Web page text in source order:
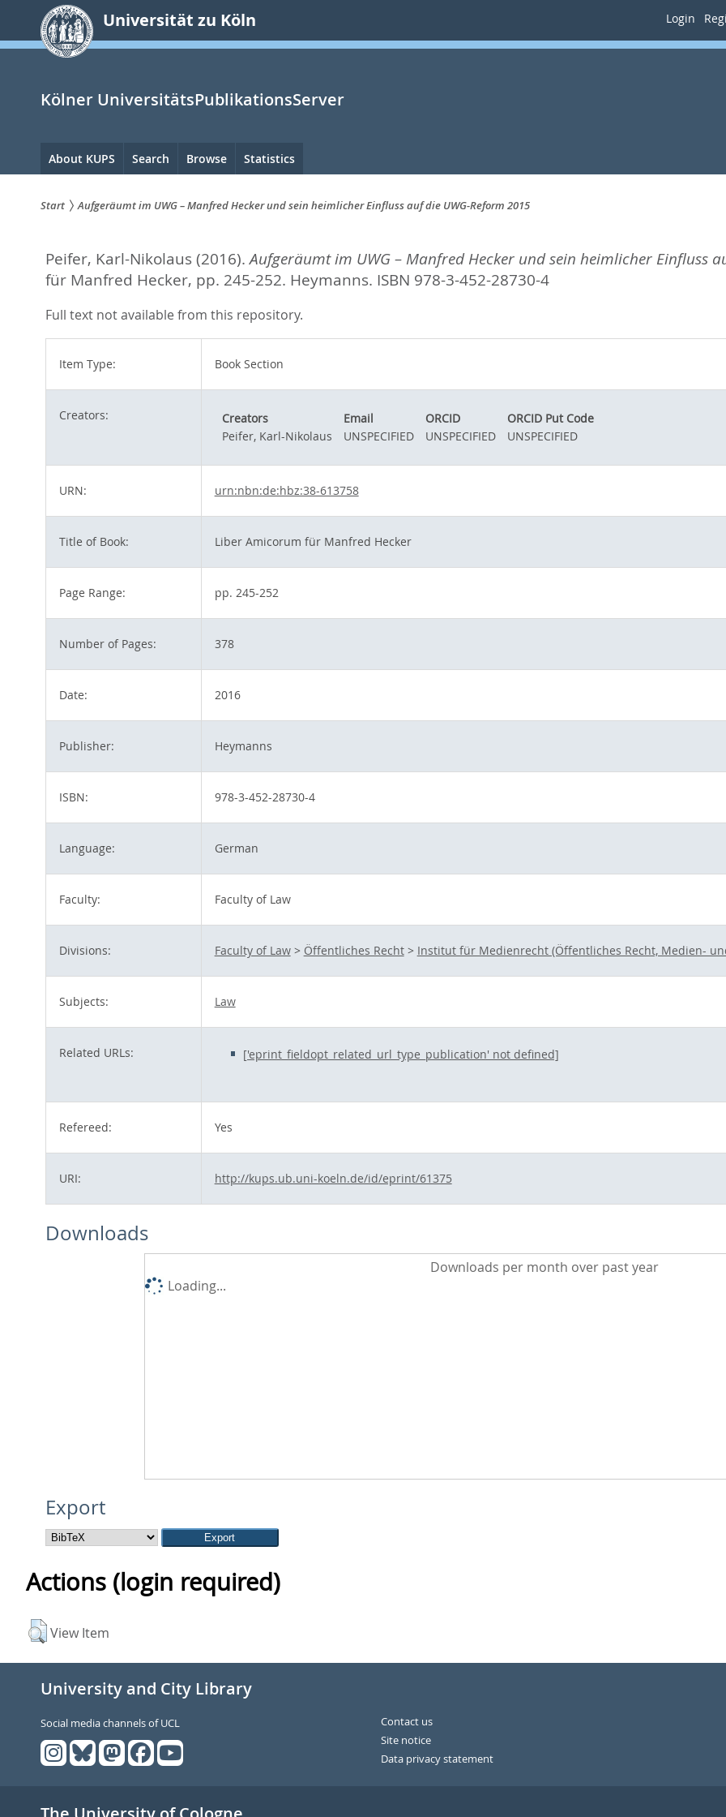
springen
Universität zu Köln Login
Kölner UniversitätsPublikationsServer
Hauptnavigation
About KUPS Search Browse Statistics
sind
hier:
Start Aufgeräumt im UWG – Manfred Hecker und sein heimlicher Einfluss auf die UWG-Reform 2015
Peifer, Karl-Nikolaus (2016).Aufgeräumt im UWG – Manfred Hecker und sein heimlicher Einfluss
für Manfred Hecker, pp. 245-252. Heymanns. ISBN 978-3-452-28730-4
Full text not available from this repository.
Item Type: Book Section
Creators: Creators Email ORCID
ORCID Put Code
Peifer, Karl-Nikolaus
UNSPECIFIED UNSPECIFIED UNSPECIFIED
URN: urn:nbn:de:hbz:38-613758
Title of Book: Liber Amicorum für Manfred Hecker
Page Range: pp. 245-252
Number of Pages: 378
Date: 2016
Publisher: Heymanns
ISBN: 978-3-452-28730-4
Language: German
Faculty: Faculty of Law
Divisions: Faculty of Law> Öffentliches Recht> Institut für Medienrecht (Öffentliches Recht, Medien-
Subjects: Law
Related URLs: ['eprint_fieldopt_related_url_type_publication' not defined]
Refereed: Yes
URI: http://kups.ub.uni-koeln.de/id/eprint/61375
Downloads
Downloads per month over past year
Loading...
Export
Actions (login required)
View Item
University and City Library
Social media channels of UCL
Contact us
Site notice
Data privacy statement